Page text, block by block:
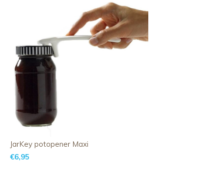
JarKey potopener Maxi
€6,95